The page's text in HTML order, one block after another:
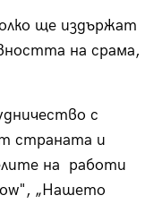
ще издържат
на срама,
с
страната и
на работи
„Нашето